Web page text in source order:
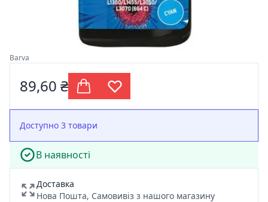
Barva
89,60 ₴
Доступно 3 товари
В наявності
Доставка
Нова Пошта, Самовивіз з нашого магазину